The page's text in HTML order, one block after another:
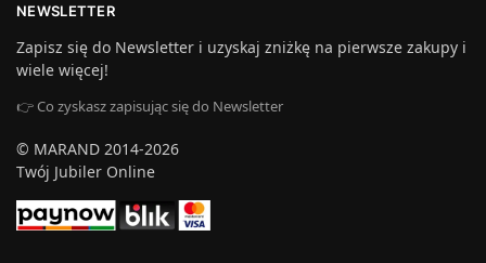
NEWSLETTER
Zapisz się do Newsletter i uzyskaj zniżkę na pierwsze zakupy i
wiele więcej!
👉 Co zyskasz zapisując się do Newsletter
© MARAND 2014-2026
Twój Jubiler Online